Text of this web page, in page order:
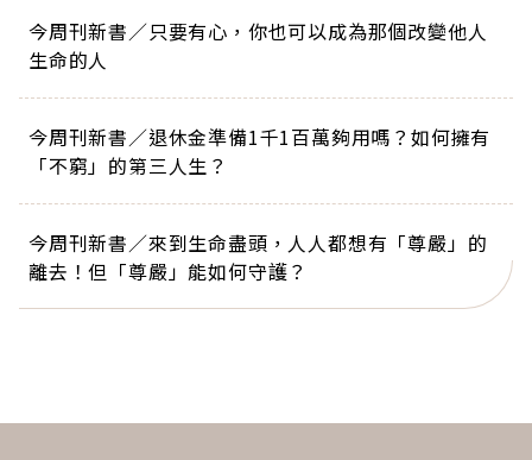
今周刊新書／只要有心，你也可以成為那個改變他人
生命的人
今周刊新書／退休金準備1千1百萬夠用嗎？如何擁有
「不窮」的第三人生？
今周刊新書／來到生命盡頭，人人都想有「尊嚴」的
離去！但「尊嚴」能如何守護？